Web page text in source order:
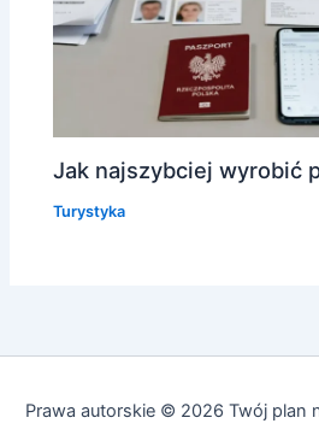
Jak najszybciej wyrobić
Turystyka
Prawa autorskie © 2026 Twój plan